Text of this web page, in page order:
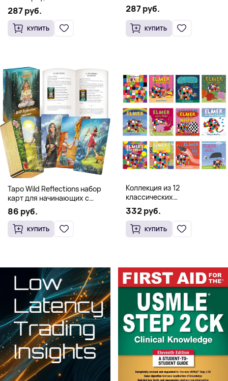
Occidental Constellation of
Faith and Knowledge
(Твердый переплет)
287 руб.
КУПИТЬ
Postmetaphysical Thinking
(Твердый переплет)
287 руб.
КУПИТЬ
Таро Wild Reflections набор
карт для начинающих с
книгой (78 карт, золочёные
края)
86 руб.
КУПИТЬ
Коллекция из 12
классических
иллюстрированных книг об
Элмере от Дэвида Макки
332 руб.
КУПИТЬ